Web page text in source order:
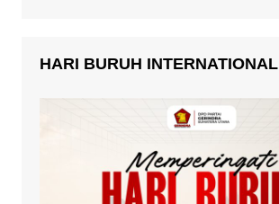
HARI BURUH INTERNATIONAL